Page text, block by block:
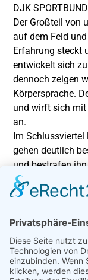
DJK
Der Großteil von
auf dem Feld
Erfahrung steckt
entwickelt sich
dennoch zeigen
Körpersprache.
und wirft sich mit
an.
Im Schlussviertel
gehen deutlich
und bestrafen
und einer
zweiten Hälfte
Folgt uns für alle
Verein und den
Instagram